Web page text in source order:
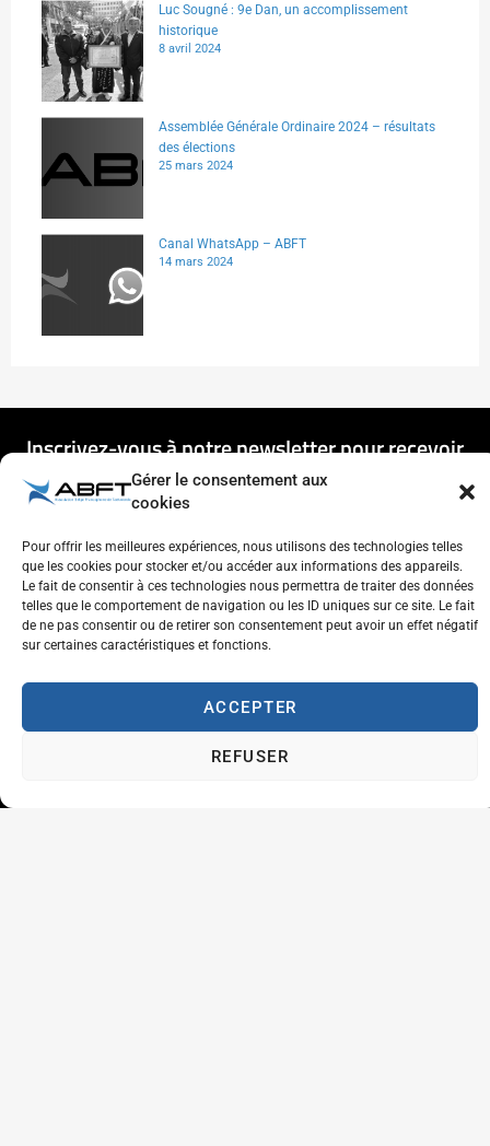
Gérer le consentement aux
cookies
Pour offrir les meilleures expériences, nous utilisons des technologies telles
que les cookies pour stocker et/ou accéder aux informations des appareils.
Le fait de consentir à ces technologies nous permettra de traiter des données
telles que le comportement de navigation ou les ID uniques sur ce site. Le fait
de ne pas consentir ou de retirer son consentement peut avoir un effet négatif
sur certaines caractéristiques et fonctions.
ACCEPTER
REFUSER
Luc Sougné : 9e Dan, un accomplissement
historique
8 avril 2024
Assemblée Générale Ordinaire 2024 – résultats
des élections
25 mars 2024
Canal WhatsApp – ABFT
14 mars 2024
Inscrivez-vous à notre newsletter pour recevoir
les dernières actualités et mises à jour
directement dans votre boîte de réception.
S'ENREGISTRER